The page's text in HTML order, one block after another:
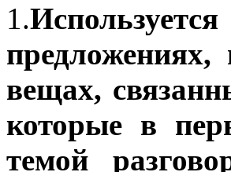
1.
вещах,
которые в
темой